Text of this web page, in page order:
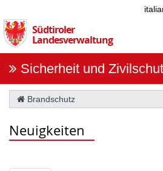
Sie
die
Navigation
Südtiroler
Landesverwaltung
Sicherheit und
Brandschutz
Neuigkeiten